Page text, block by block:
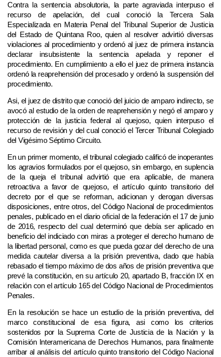
Contra la sentencia absolutoria, la parte agraviada interpuso el
recurso de apelación, del cual conoció la Tercera Sala
Especializada en Materia Penal del Tribunal Superior de Justicia
del Estado de Quintana Roo, quien al resolver advirtió diversas
violaciones al procedimiento y ordenó al juez de primera instancia
declarar insubsistente la sentencia apelada y reponer el
procedimiento. En cumplimiento a ello el juez de primera instancia
ordenó la reaprehensión del procesado y ordenó la suspensión del
procedimiento.
Asi, el juez de distrito que conoció del juicio de amparo indirecto, se
avocó al estudio de la orden de reaprehensión y negó el amparo y
protección de la justicia federal al quejoso, quien interpuso el
recurso de revisión y del cual conoció el Tercer Tribunal Colegiado
del Vigésimo Séptimo Circuito.
En un primer momento, el tribunal colegiado calificó de inoperantes
los agravios formulados por el quejoso, sin embargo, en suplencia
de la queja el tribunal advirtió que era aplicable, de manera
retroactiva a favor de quejoso, el artículo quinto transitorio del
decreto por el que se reforman, adicionan y derogan diversas
disposiciones, entre otros, del Código Nacional de procedimientos
penales, publicado en el diario oficial de la federación el 17 de junio
de 2016, respecto del cual determinó que debía ser aplicado en
beneficio del indiciado con miras a proteger el derecho humano de
la libertad personal, como es que pueda gozar del derecho de una
medida cautelar diversa a la prisión preventiva, dado que había
rebasado el tiempo máximo de dos años de prisión preventiva que
prevé la constitución, en su artículo 20, apartado B, fracción IX en
relación con el artículo 165 del Código Nacional de Procedimientos
Penales.
En la resolución se hace un estudio de la prisión preventiva, del
marco constitucional de esa figura, asi como los criterios
sostenidos por la Suprema Corte de Justicia de la Nación y la
Comisión Interamericana de Derechos Humanos, para finalmente
arribar al análisis del artículo quinto transitorio del Código Nacional